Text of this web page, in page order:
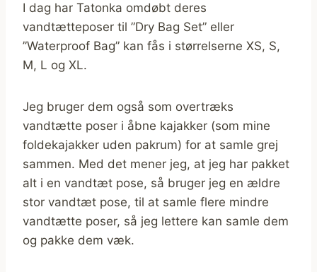
I dag har Tatonka omdøbt deres
vandtætteposer til ”Dry Bag Set” eller
”Waterproof Bag” kan fås i størrelserne XS, S,
M, L og XL.
Jeg bruger dem også som overtræks
vandtætte poser i åbne kajakker (som mine
foldekajakker uden pakrum) for at samle grej
sammen. Med det mener jeg, at jeg har pakket
alt i en vandtæt pose, så bruger jeg en ældre
stor vandtæt pose, til at samle flere mindre
vandtætte poser, så jeg lettere kan samle dem
og pakke dem væk.